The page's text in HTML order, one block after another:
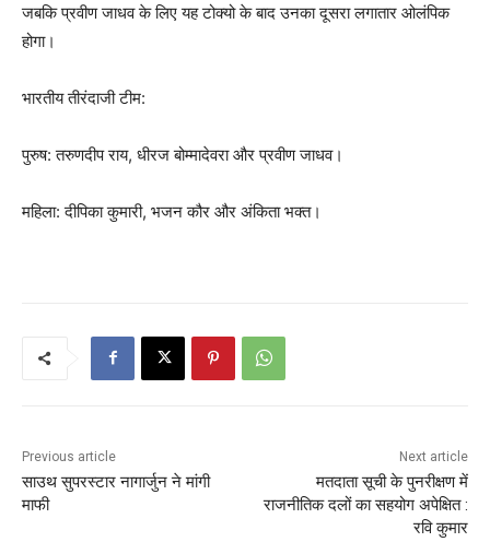
जबकि प्रवीण जाधव के लिए यह टोक्यो के बाद उनका दूसरा लगातार ओलंपिक
होगा।
भारतीय तीरंदाजी टीम:
पुरुष: तरुणदीप राय, धीरज बोम्मादेवरा और प्रवीण जाधव।
महिला: दीपिका कुमारी, भजन कौर और अंकिता भक्त।
Previous article
साउथ सुपरस्टार नागार्जुन ने मांगी
माफी
Next article
मतदाता सूची के पुनरीक्षण में
राजनीतिक दलों का सहयोग अपेक्षित :
रवि कुमार